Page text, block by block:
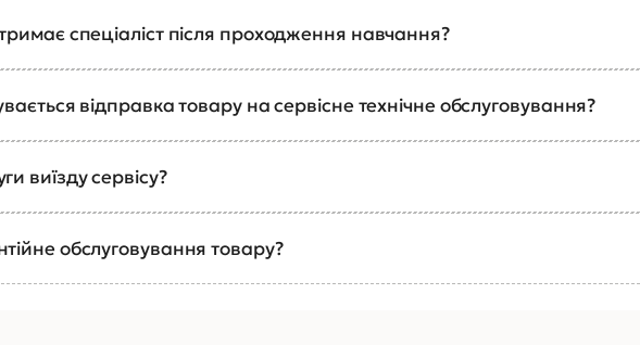
спеціаліст після проходження навчання?
відправка товару на сервісне технічне обслуговування?
виїзду сервісу?
обслуговування товару?